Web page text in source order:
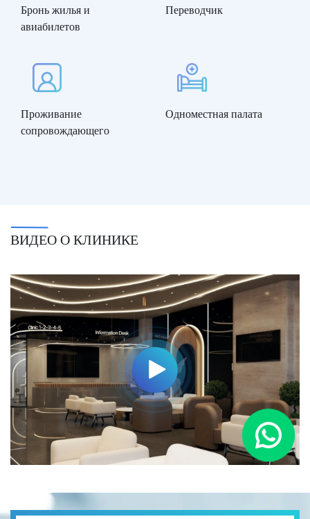
Бронь жилья и
авиабилетов
Переводчик
Проживание
сопровождающего
Одноместная палата
ВИДЕО О КЛИНИКЕ